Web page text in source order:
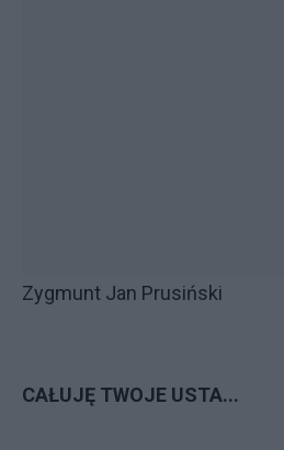
Zygmunt Jan Prusiński
CAŁUJĘ TWOJE USTA...